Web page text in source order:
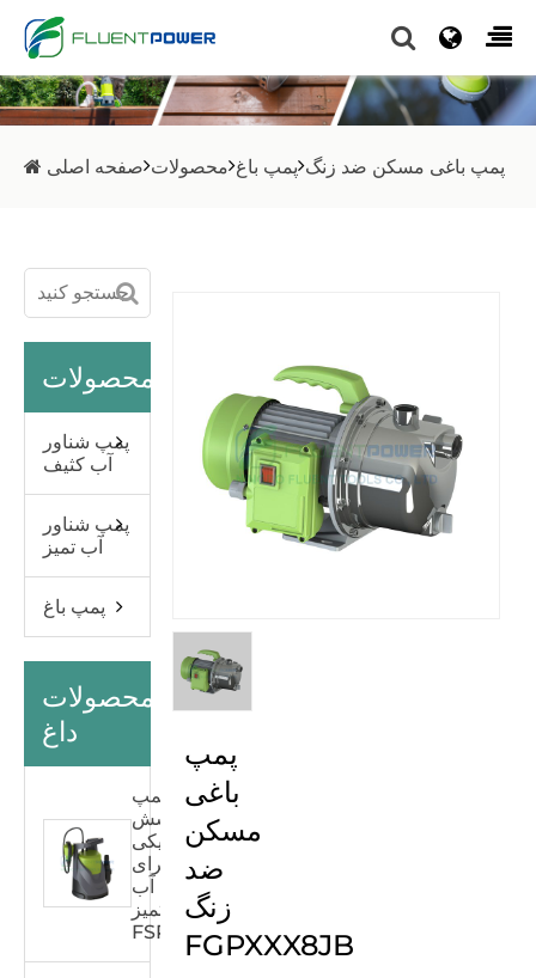
صفحه اصلی محصولات پمپ باغ پمپ باغی مسکن ضد زنگ
محصولات
پمپ شناور
آب کثیف
پمپ شناور
آب تمیز
پمپ باغ
محصولات
داغ
پمپ
پوشش
پلاستیکی
برای
آب
تمیز
FSPXXX33C
پمپ
باغی
مسکن
ضد
زنگ
FGPXXX8JB